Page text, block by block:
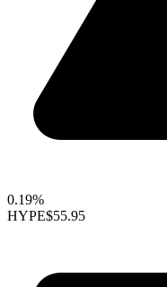
0.19%
HYPE$55.95